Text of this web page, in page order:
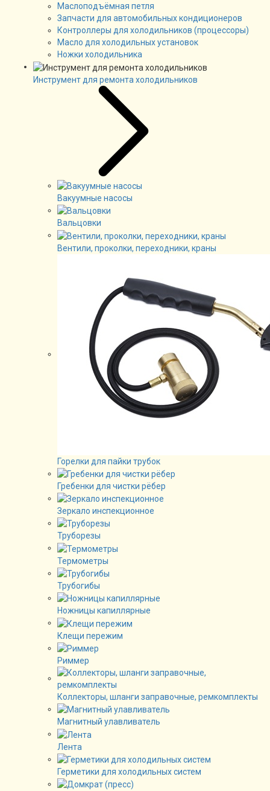
Маслоподъёмная петля
Запчасти для автомобильных кондиционеров
Контроллеры для холодильников (процессоры)
Масло для холодильных установок
Ножки холодильника
Инструмент для ремонта холодильников
Вакуумные насосы
Вальцовки
Вентили, проколки, переходники, краны
Горелки для пайки трубок
Гребенки для чистки рёбер
Зеркало инспекционное
Труборезы
Термометры
Трубогибы
Ножницы капиллярные
Клещи пережим
Риммер
Коллекторы, шланги заправочные, ремкомплекты
Магнитный улавливатель
Лента
Герметики для холодильных систем